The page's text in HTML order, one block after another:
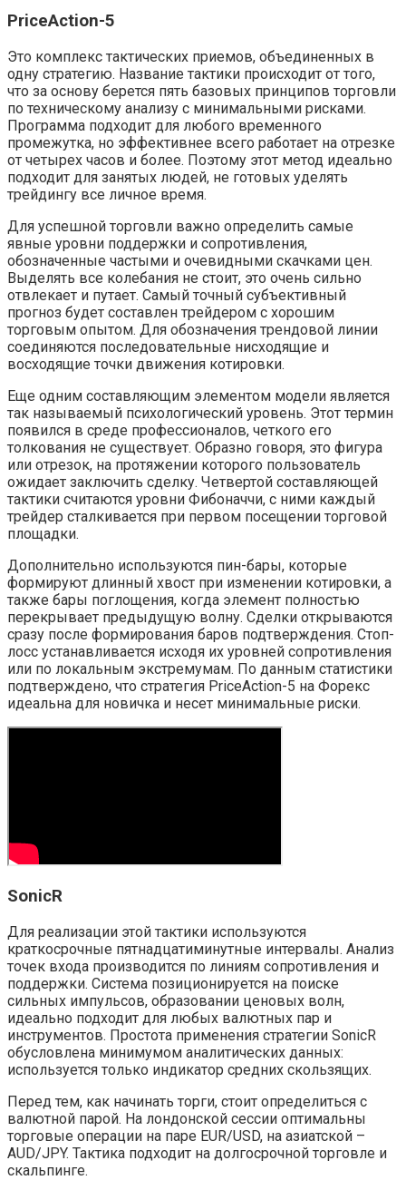
PriсeAction-5
Это комплекс тактических приемов, объединенных в
одну стратегию. Название тактики происходит от того,
что за основу берется пять базовых принципов торговли
по техническому анализу с минимальными рисками.
Программа подходит для любого временного
промежутка, но эффективнее всего работает на отрезке
от четырех часов и более. Поэтому этот метод идеально
подходит для занятых людей, не готовых уделять
трейдингу все личное время.
Для успешной торговли важно определить самые
явные уровни поддержки и сопротивления,
обозначенные частыми и очевидными скачками цен.
Выделять все колебания не стоит, это очень сильно
отвлекает и путает. Самый точный субъективный
прогноз будет составлен трейдером с хорошим
торговым опытом. Для обозначения трендовой линии
соединяются последовательные нисходящие и
восходящие точки движения котировки.
Еще одним составляющим элементом модели является
так называемый психологический уровень. Этот термин
появился в среде профессионалов, четкого его
толкования не существует. Образно говоря, это фигура
или отрезок, на протяжении которого пользователь
ожидает заключить сделку. Четвертой составляющей
тактики считаются уровни Фибоначчи, с ними каждый
трейдер сталкивается при первом посещении торговой
площадки.
Дополнительно используются пин-бары, которые
формируют длинный хвост при изменении котировки, а
также бары поглощения, когда элемент полностью
перекрывает предыдущую волну. Сделки открываются
сразу после формирования баров подтверждения. Стоп-
лосс устанавливается исходя их уровней сопротивления
или по локальным экстремумам. По данным статистики
подтверждено, что стратегия PriсeAction-5 на Форекс
идеальна для новичка и несет минимальные риски.
SonicR
Для реализации этой тактики используются
краткосрочные пятнадцатиминутные интервалы. Анализ
точек входа производится по линиям сопротивления и
поддержки. Система позиционируется на поиске
сильных импульсов, образовании ценовых волн,
идеально подходит для любых валютных пар и
инструментов. Простота применения стратегии SonicR
обусловлена минимумом аналитических данных:
используется только индикатор средних скользящих.
Перед тем, как начинать торги, стоит определиться с
валютной парой. На лондонской сессии оптимальны
торговые операции на паре EUR/USD, на азиатской –
AUD/JPY. Тактика подходит на долгосрочной торговле и
скальпинге.